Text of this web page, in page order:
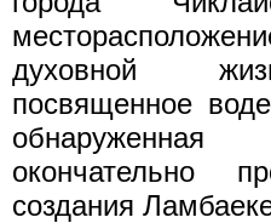
духовной
посвященное
окончательно
создания